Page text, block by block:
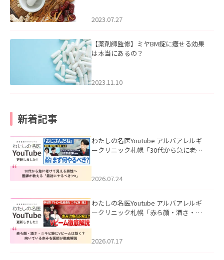
2023.07.27
【薬剤師監修】ミヤBM錠に痩せる効果
は本当にあるの？
2023.11.10
新着記事
わたしの名医Youtube アルバアレルギ
ークリニック札幌「30代から急に老け
た。
2026.07.24
わたしの名医Youtube アルバアレルギ
ークリニック札幌「赤ら顔・酒さ・ニ
した。
2026.07.17